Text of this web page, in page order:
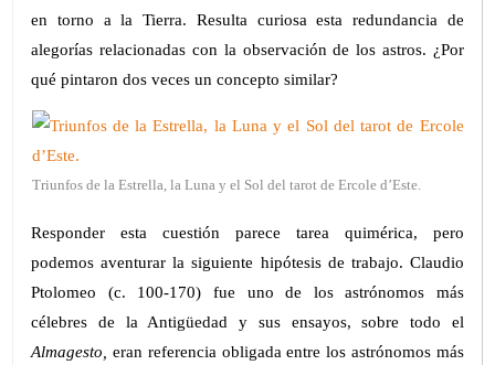
en torno a la Tierra. Resulta curiosa esta redundancia de
alegorías relacionadas con la observación de los astros. ¿Por
qué pintaron dos veces un concepto similar?
Triunfos de la Estrella, la Luna y el Sol del tarot de Ercole d’Este.
Responder esta cuestión parece tarea quimérica, pero
podemos aventurar la siguiente hipótesis de trabajo. Claudio
Ptolomeo (c. 100-170) fue uno de los astrónomos más
célebres de la Antigüedad y sus ensayos, sobre todo el
Almagesto, eran referencia obligada entre los astrónomos más